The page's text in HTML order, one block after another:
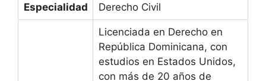
Especialidad Derecho Civil
Licenciada en Derecho en
República Dominicana, con
estudios en Estados Unidos,
con más de 20 años de